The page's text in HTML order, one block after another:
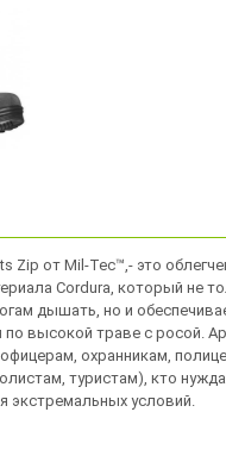
Zip от Mil-Tec™,- это
Cordura, который не
дышать, но и
высокой траве с росой.
охранникам,
туристам), кто
экстремальных условий.